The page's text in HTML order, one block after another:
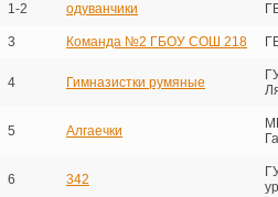
1-2 одуванчики
3 Команда №2 ГБОУ СОШ 218
4 Гимназистки румяные
5 Алгаечки
6 342